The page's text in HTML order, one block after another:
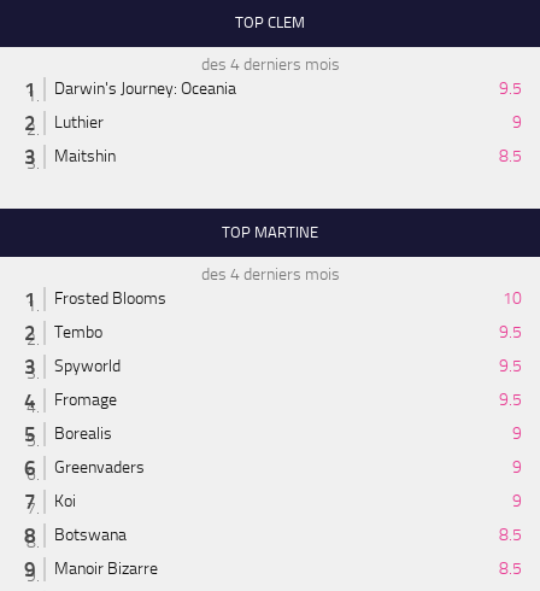
TOP CLEM
des 4 derniers mois
Darwin's Journey: Oceania
9.5
Luthier
9
Maitshin
8.5
TOP MARTINE
des 4 derniers mois
Frosted Blooms
10
Tembo
9.5
Spyworld
9.5
Fromage
9.5
Borealis
9
Greenvaders
9
Koi
9
Botswana
8.5
Manoir Bizarre
8.5